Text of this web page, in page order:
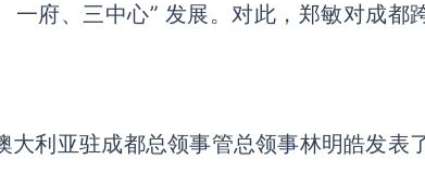
一府、三中心” 发展。对此，郑敏对成都
利亚驻成都总领事管总领事林明皓发表